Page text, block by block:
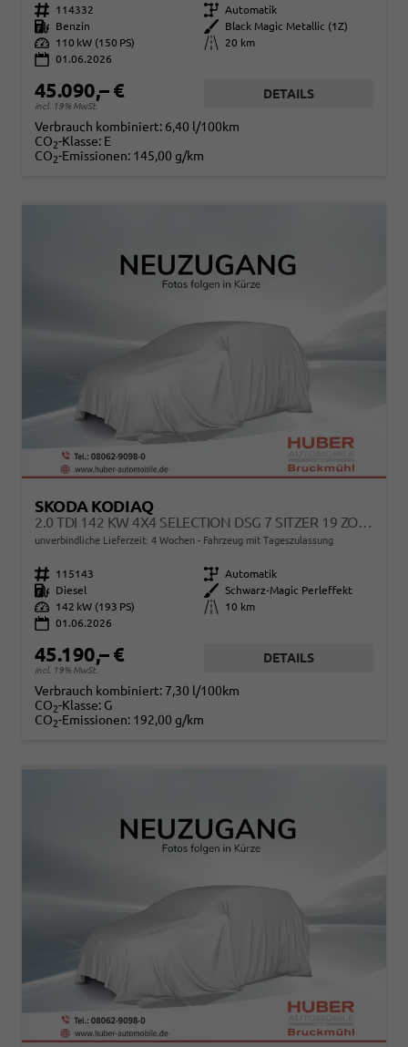
Fahrzeugnr. 114332 Getriebe Automatik
Kraftstoff
Benzin Außenfarbe
Black Magic Metallic (1Z)
Leistung
110 kW (150 PS) Kilometerstand
20 km
01.06.2026
45.090,– €
incl. 19% MwSt.
DETAILS
Verbrauch kombiniert: 6,40 l/100km
CO2-Klasse: E
CO2-Emissionen: 145,00 g/km
SKODA KODIAQ
2.0 TDI 142 KW 4X4 SELECTION DSG 7 SITZER 19 ZOLL AHK EL. HK
unverbindliche Lieferzeit: 4 Wochen Fahrzeug mit Tageszulassung
Fahrzeugnr. 115143 Getriebe Automatik
Kraftstoff
Diesel Außenfarbe
Schwarz-Magic Perleffekt
Leistung
142 kW (193 PS) Kilometerstand
10 km
01.06.2026
45.190,– €
incl. 19% MwSt.
DETAILS
Verbrauch kombiniert: 7,30 l/100km
CO2-Klasse: G
CO2-Emissionen: 192,00 g/km